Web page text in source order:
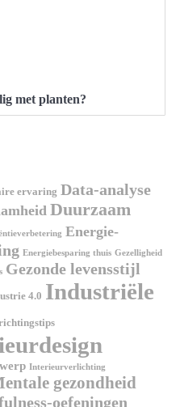
met planten?
ervaring Data-analyse
Duurzaam
Energie-
Energiebesparing thuis Gezelligheid
Gezonde levensstijl
4.0 Industriële
Interieurverlichting
gezondheid
oefeningen